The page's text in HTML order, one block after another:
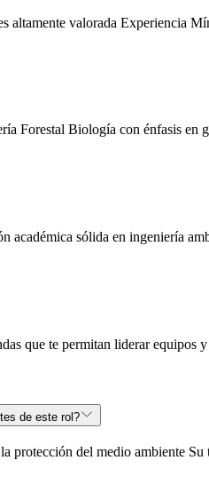
valorada Experiencia
Forestal Biología con énfasis
académica sólida en ingeniería
que te permitan liderar
de este rol?
del medio ambiente